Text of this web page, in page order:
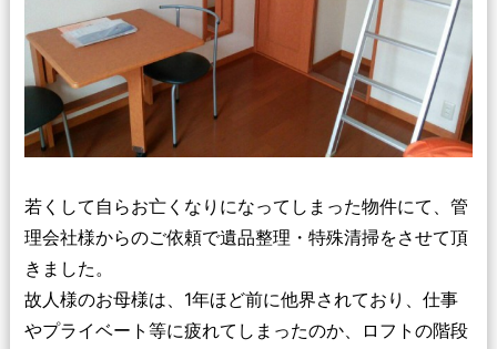
若くして自らお亡くなりになってしまった物件にて、管
理会社様からのご依頼で遺品整理・特殊清掃をさせて頂
きました。
故人様のお母様は、1年ほど前に他界されており、仕事
やプライベート等に疲れてしまったのか、ロフトの階段